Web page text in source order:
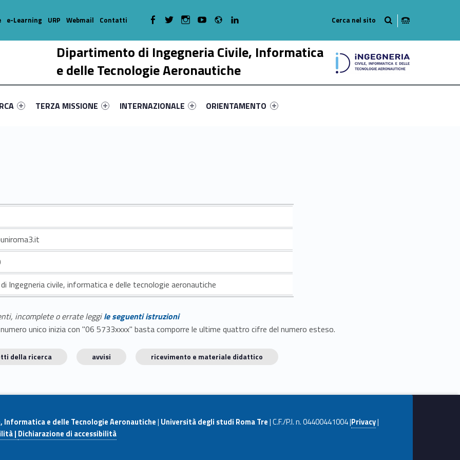
Dipartimento di Ingegneria Civile, Informatica
e delle Tecnologie Aeronautiche
primary-80293-17
#link-menu-primary-79812-38
Link identifier #link-menu-primary-11906-51
TERZA MISSIONE
Link identifier #link-menu-primary-40174-58
INTERNAZIONALE
Link identifier #link-menu-primary-42648-68
ORIENTAMENTO
e-Learning URP Webmail Contatti WebMan on Facebook
WebMan on TwitterWebMan on Instagram
WebMan on Youtube
Radio
Ingegneria civile, informatica e delle tecnologie aeronautiche
incomplete o errate leggile seguenti istruzioni
unico inizia con "06 5733xxxx" basta comporre le ultime quattro cifre del numero esteso.
della ricerca avvisi ricevimento e materiale didattico
Informatica e delle Tecnologie Aeronautiche| Università degli studi Roma Tre| C.F./P.I. n. 04400441004 |Privacy|
| Dichiarazione di accessibilità